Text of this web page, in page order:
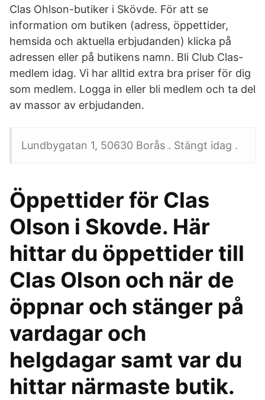
Clas Ohlson-butiker i Skövde. För att se
information om butiken (adress, öppettider,
hemsida och aktuella erbjudanden) klicka på
adressen eller på butikens namn. Bli Club Clas-
medlem idag. Vi har alltid extra bra priser för dig
som medlem. Logga in eller bli medlem och ta del
av massor av erbjudanden.
Lundbygatan 1, 50630 Borås . Stängt idag .
Öppettider för Clas
Olson i Skovde. Här
hittar du öppettider till
Clas Olson och när de
öppnar och stänger på
vardagar och
helgdagar samt var du
hittar närmaste butik.